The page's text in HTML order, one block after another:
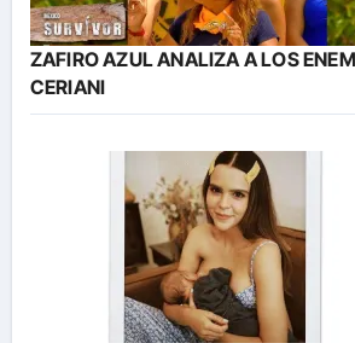
ZAFIRO AZUL ANALIZA A LOS
CERIANI